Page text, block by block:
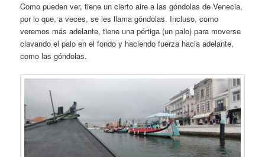
Como pueden ver, tiene un cierto aire a las góndolas de Venecia,
por lo que, a veces, se les llama góndolas. Incluso, como
veremos más adelante, tiene una pértiga (un palo) para moverse
clavando el palo en el fondo y haciendo fuerza hacia adelante,
como las góndolas.